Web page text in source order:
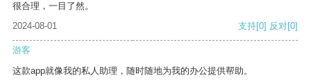
很合理，一目了然。
2024-08-01
支持[0] 反对[0]
游客
这款app就像我的私人助理，随时随地为我的办公提供帮助。